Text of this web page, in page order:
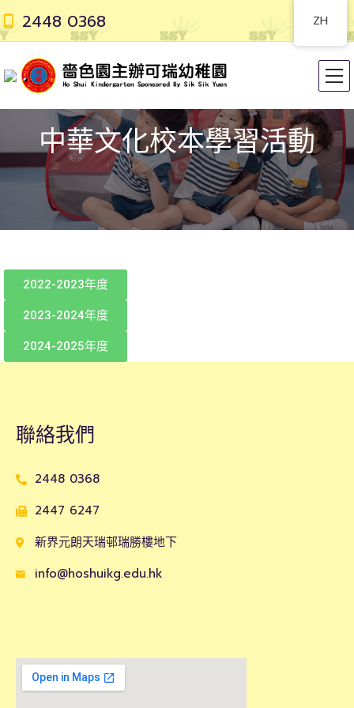
2448 0368
中華文化校本學習活動
2022-2023年度
2023-2024年度
2024-2025年度
聯絡我們
2448 0368
2447 6247
新界元朗天瑞邨瑞勝樓地下
info@hoshuikg.edu.hk
ZH